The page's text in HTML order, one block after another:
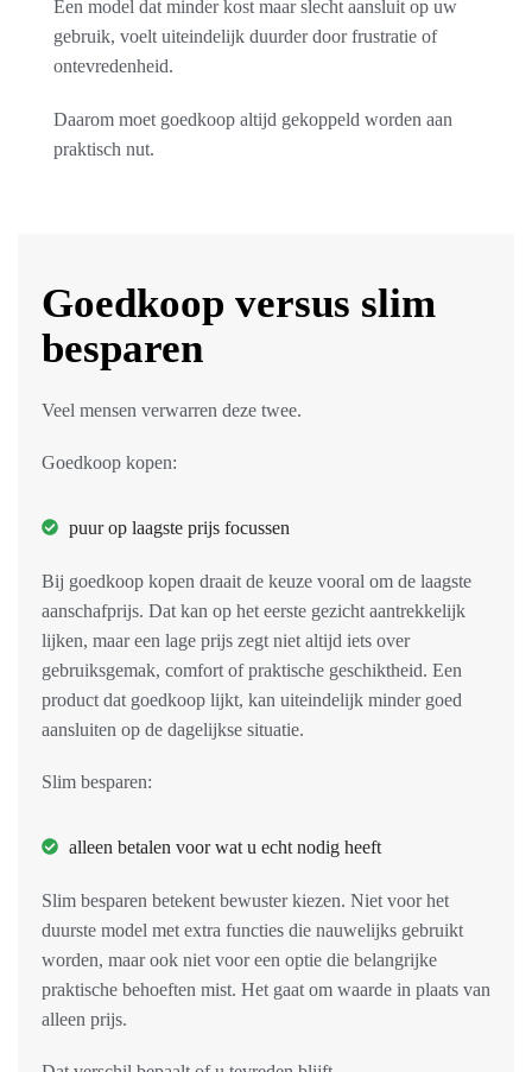
Een model dat minder kost maar slecht aansluit op uw
gebruik, voelt uiteindelijk duurder door frustratie of
ontevredenheid.
Daarom moet goedkoop altijd gekoppeld worden aan
praktisch nut.
Goedkoop versus slim
besparen
Veel mensen verwarren deze twee.
Goedkoop kopen:
puur op laagste prijs focussen
Bij goedkoop kopen draait de keuze vooral om de laagste
aanschafprijs. Dat kan op het eerste gezicht aantrekkelijk
lijken, maar een lage prijs zegt niet altijd iets over
gebruiksgemak, comfort of praktische geschiktheid. Een
product dat goedkoop lijkt, kan uiteindelijk minder goed
aansluiten op de dagelijkse situatie.
Slim besparen:
alleen betalen voor wat u echt nodig heeft
Slim besparen betekent bewuster kiezen. Niet voor het
duurste model met extra functies die nauwelijks gebruikt
worden, maar ook niet voor een optie die belangrijke
praktische behoeften mist. Het gaat om waarde in plaats van
alleen prijs.